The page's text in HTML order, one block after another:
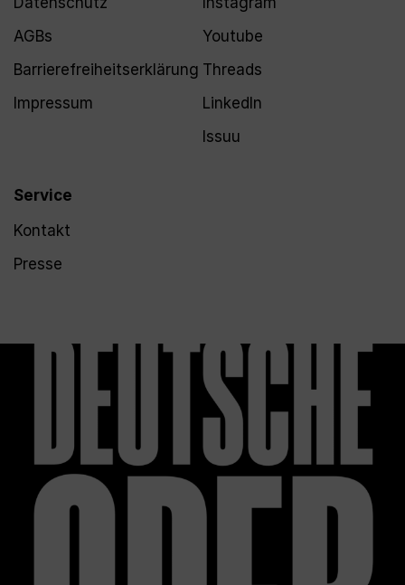
AGBs
Barrierefreiheitserklärung
Impressum
Service
Kontakt
Presse
Youtube
Threads
LinkedIn
Issuu